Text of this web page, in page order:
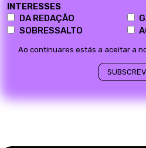
INTERESSES
DA REDAÇÃO
SOBRESSALTO
Ao continuares estás a aceitar a